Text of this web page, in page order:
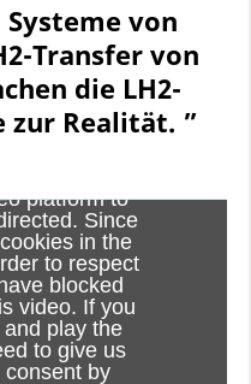
von
Transfer von
die LH2-
zur Realität. ”
Effekt hat
bis 2050 zu
die Last der
platform to
Since
in the
to respect
blocked
video. If you
play the
to give us
by